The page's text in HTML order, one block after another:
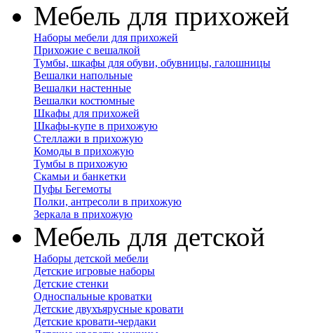
Мебель для прихожей
Наборы мебели для прихожей
Прихожие с вешалкой
Тумбы, шкафы для обуви, обувницы, галошницы
Вешалки напольные
Вешалки настенные
Вешалки костюмные
Шкафы для прихожей
Шкафы-купе в прихожую
Стеллажи в прихожую
Комоды в прихожую
Тумбы в прихожую
Скамьи и банкетки
Пуфы Бегемоты
Полки, антресоли в прихожую
Зеркала в прихожую
Мебель для детской
Наборы детской мебели
Детские игровые наборы
Детские стенки
Односпальные кроватки
Детские двухъярусные кровати
Детские кровати-чердаки